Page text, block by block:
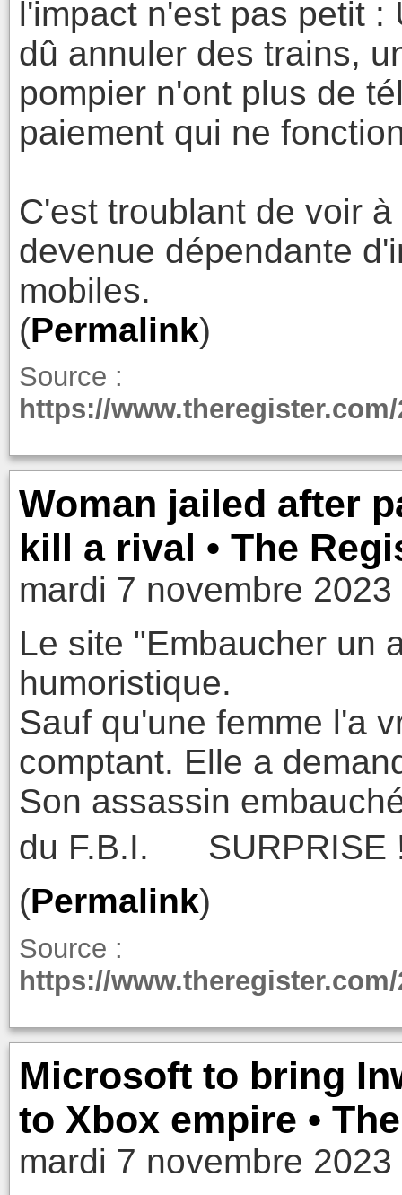
l'impact n'est pas petit :
dû annuler des trains,
pompier n'ont plus de
paiement qui ne
C'est troublant de voir
devenue dépendante
mobiles.
(Permalink)
Source :
https://
Woman jailed after
kill a rival • The
mardi 7 novembre
Le site "Embaucher un
humoristique.
Sauf qu'une femme l'a
comptant. Elle a
Son assassin
du F.B.I. SURPRISE
(Permalink)
Source :
https://
Microsoft to bring
to Xbox empire •
mardi 7 novembre